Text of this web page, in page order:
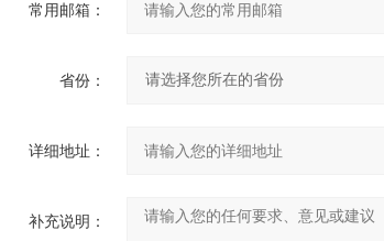
常用邮箱：
省份：
详细地址：
补充说明：